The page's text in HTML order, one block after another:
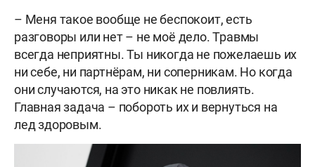
– Меня такое вообще не беспокоит, есть
разговоры или нет – не моё дело. Травмы
всегда неприятны. Ты никогда не пожелаешь их
ни себе, ни партнёрам, ни соперникам. Но когда
они случаются, на это никак не повлиять.
Главная задача – побороть их и вернуться на
лед здоровым.